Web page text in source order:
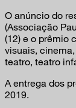
O anúncio do
(Associação
(12) e o prêmio
visuais,
teatro, teatro
A entrega dos
2019.